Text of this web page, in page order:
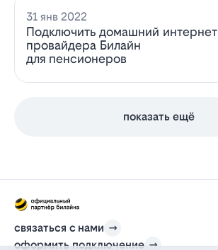
31 янв 2022
Подключить домашний интернет
провайдера Билайн
для пенсионеров
показать ещё
связаться с нами
оформить подключение